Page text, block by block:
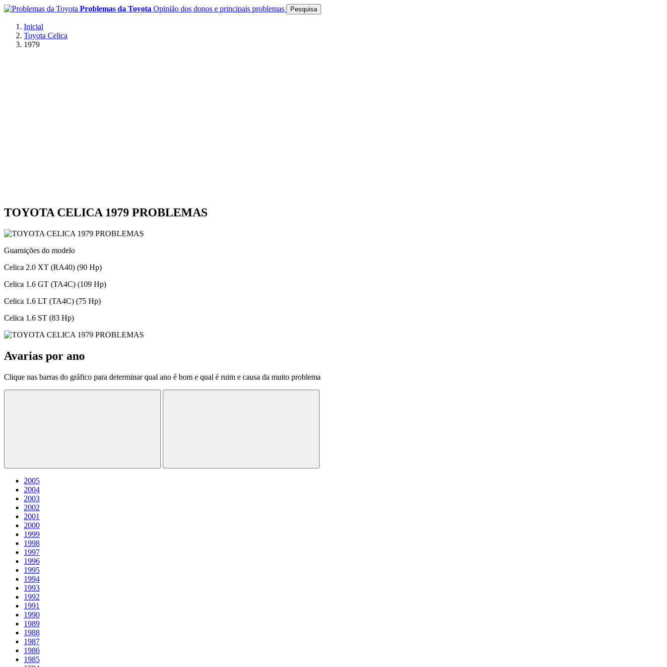
Problemas da Toyota Opinião dos donos e principais problemas Pesquisa
Inicial
Toyota Celica
1979
TOYOTA CELICA 1979 PROBLEMAS
Guarnições do modelo
Celica 2.0 XT (RA40) (90 Hp)
Celica 1.6 GT (TA4C) (109 Hp)
Celica 1.6 LT (TA4C) (75 Hp)
Celica 1.6 ST (83 Hp)
Avarias por ano
Clique nas barras do gráfico para determinar qual ano é bom e qual é ruim e causa da muito problema
2005
2004
2003
2002
2001
2000
1999
1998
1997
1996
1995
1994
1993
1992
1991
1990
1989
1988
1987
1986
1985